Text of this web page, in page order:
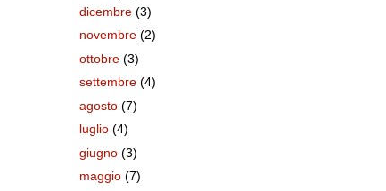
dicembre(3)
novembre(2)
ottobre(3)
settembre(4)
agosto(7)
luglio(4)
giugno(3)
maggio(7)